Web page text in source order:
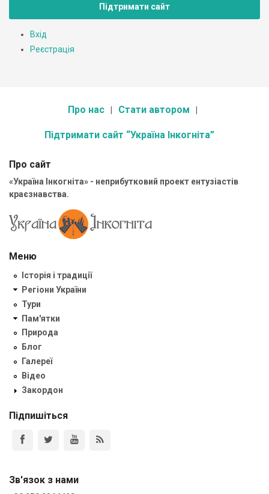
Підтримати сайт
Вхід
Реєстрація
Про нас Стати автором
Підтримати сайт “Україна Інкогніта”
Про сайт
«Україна Інкогніта» - неприбутковий проект ентузіастів
краєзнавства.
Меню
Історія і традиції
Регіони України
Тури
Пам'ятки
Природа
Блог
Галереї
Відео
Закордон
Підпишіться
Зв'язок з нами